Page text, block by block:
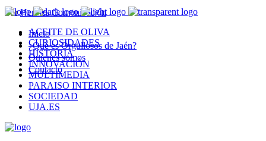
PorHermes Comunicación
Inicio
¿Qué es Orgullosos de Jaén?
Quienes somos
Contacto
ACEITE DE OLIVA
CURIOSIDADES
HISTORIA
INNOVACIÓN
MULTIMEDIA
PARAISO INTERIOR
SOCIEDAD
UJA.ES